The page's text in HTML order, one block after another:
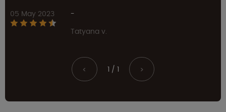
05 May 2023
-
Tatyana v.
< 1 / 1 >